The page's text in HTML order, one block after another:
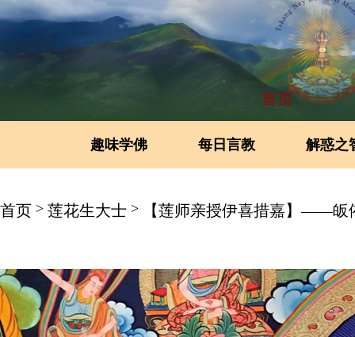
首页
趣味学佛 每日言教 解惑之
首页 > 莲花生大士 >